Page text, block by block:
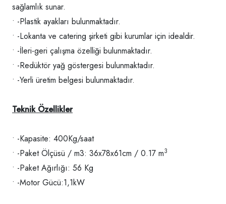
sağlamlık sunar.
• -Plastik ayakları bulunmaktadır.
• -Lokanta ve catering şirketi gibi kurumlar için idealdir.
• -İleri-geri çalışma özelliği bulunmaktadır.
• -Redüktör yağ göstergesi bulunmaktadır.
• -Yerli üretim belgesi bulunmaktadır.
Teknik Özellikler
• -Kapasite: 400Kg/saat
• -Paket Ölçüsü / m3: 36x78x61cm / 0.17 m3
• -Paket Ağırlığı: 56 Kg
• -Motor Gücü:1,1kW